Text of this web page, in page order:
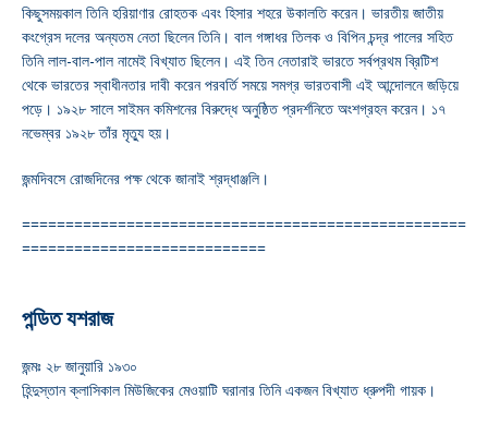
কিছুসময়কাল তিনি হরিয়াণার রোহতক এবং হিসার শহরে উকালতি করেন। ভারতীয় জাতীয়
কংগ্রেস দলের অন্যতম নেতা ছিলেন তিনি। বাল গঙ্গাধর তিলক ও বিপিন চন্দ্র পালের সহিত
তিনি লাল-বাল-পাল নামেই বিখ্যাত ছিলেন। এই তিন নেতারাই ভারতে সর্বপ্রথম ব্রিটিশ
থেকে ভারতের স্বাধীনতার দাবী করেন পরবর্তি সময়ে সমগ্র ভারতবাসী এই আন্দোলনে জড়িয়ে
পড়ে। ১৯২৮ সালে সাইমন কমিশনের বিরুদ্ধে অনুষ্ঠিত প্রদর্শনিতে অংশগ্রহন করেন। ১৭
নভেম্বর ১৯২৮ তাঁর মৃত্যু হয়।
জন্মদিবসে রোজদিনের পক্ষ থেকে জানাই শ্রদ্ধাঞ্জলি।
===================================================
============================
পন্ডিত যশরাজ
জন্মঃ ২৮ জানুয়ারি ১৯৩০
হিন্দুস্তান ক্লাসিকাল মিউজিকের মেওয়াটি ঘরানার তিনি একজন বিখ্যাত ধ্রুপদী গায়ক।